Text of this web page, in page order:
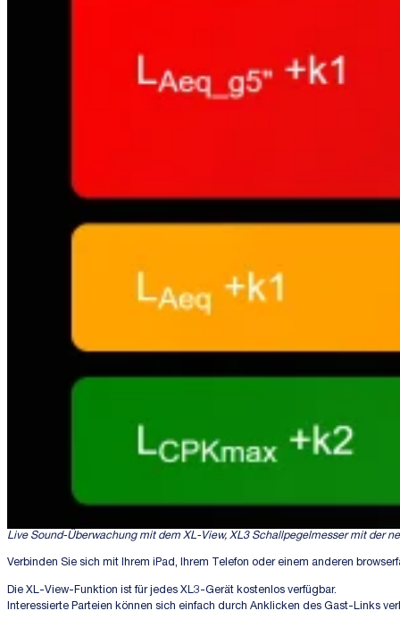
Live Sound-Überwachung mit dem XL-View, XL3 Schallpegelmesser mit der
Verbinden Sie sich mit Ihrem iPad, Ihrem Telefon oder einem anderen
Die XL-View-Funktion ist für jedes XL3-Gerät kostenlos verfügbar.
Interessierte Parteien können sich einfach durch Anklicken des Gast-Links